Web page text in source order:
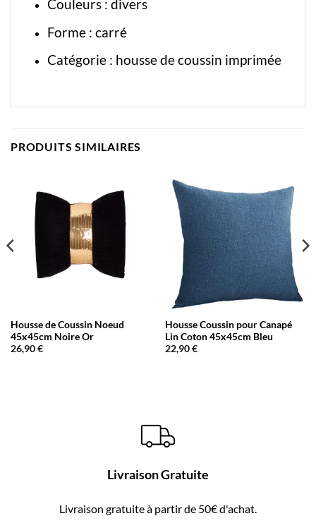
Couleurs : divers
Forme : carré
Catégorie : housse de coussin imprimée
PRODUITS SIMILAIRES
Housse de Coussin Noeud
45x45cm Noire Or
26,90€
Housse Coussin pour Canapé
Lin Coton 45x45cm Bleu
22,90€
Livraison Gratuite
Livraison gratuite à partir de 50€ d'achat.